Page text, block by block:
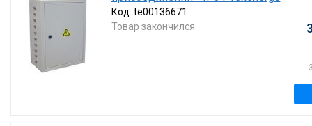
Код: te00136671
Товар закончился